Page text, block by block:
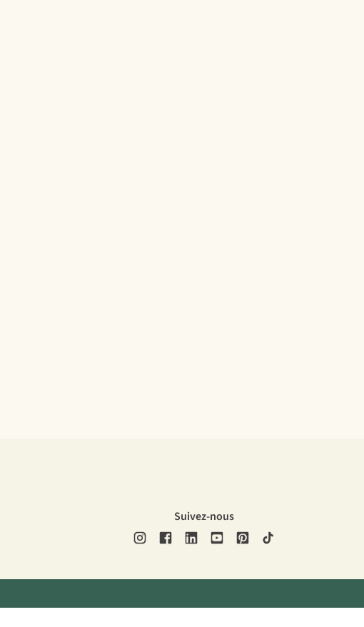
Suivez-nous